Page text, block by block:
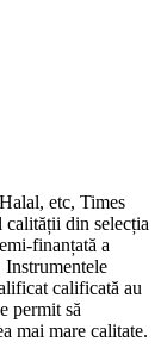
etc, Times
calității din selecția
finanțată a
calificată au
permit să
mai mare calitate.